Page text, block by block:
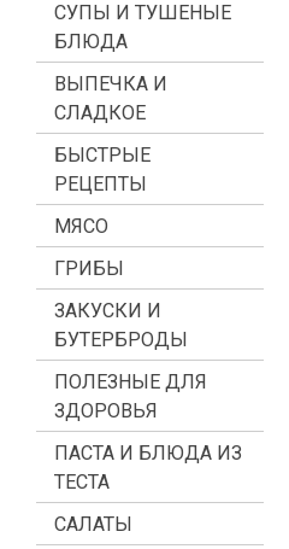
СУПЫ И ТУШЕНЫЕ
БЛЮДА
ВЫПЕЧКА И
СЛАДКОЕ
БЫСТРЫЕ
РЕЦЕПТЫ
МЯСО
ГРИБЫ
ЗАКУСКИ И
БУТЕРБРОДЫ
ПОЛЕЗНЫЕ ДЛЯ
ЗДОРОВЬЯ
ПАСТА И БЛЮДА ИЗ
ТЕСТА
САЛАТЫ